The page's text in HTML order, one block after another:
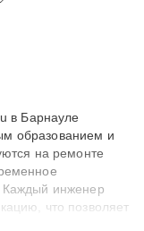
в Барнауле
образованием и
на ремонте
Каждый инженер
что позволяет